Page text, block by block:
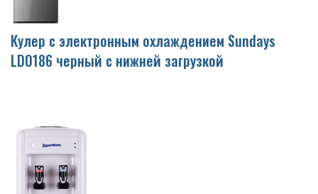
Кулер с электронным охлаждением Sundays
LD0186 черный с нижней загрузкой